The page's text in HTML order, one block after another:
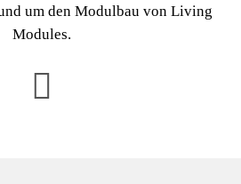
um den Modulbau von Living
Modules.
n